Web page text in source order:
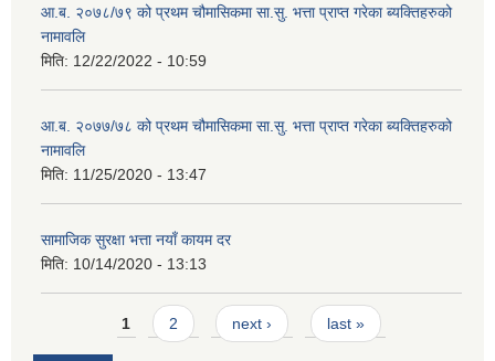
आ.ब. २०७८/७९ को प्रथम चौमासिकमा सा.सु. भत्ता प्राप्त गरेका ब्यक्तिहरुको
नामावलि
मिति: 12/22/2022 - 10:59
आ.ब. २०७७/७८ को प्रथम चौमासिकमा सा.सु. भत्ता प्राप्त गरेका ब्यक्तिहरुको
नामावलि
मिति: 11/25/2020 - 13:47
सामाजिक सुरक्षा भत्ता नयाँ कायम दर
मिति: 10/14/2020 - 13:13
Pages1 2 next › last »